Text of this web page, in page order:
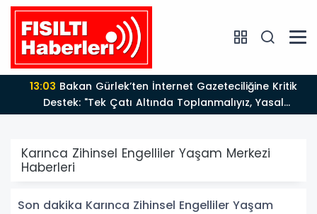
13:03Bakan Gürlek’ten İnternet Gazeteciliğine Kritik
Destek: "Tek Çatı Altında Toplanmalıyız, Yasal
Düzenlemeye Hazırız"
Karınca Zihinsel Engelliler Yaşam Merkezi
Haberleri
Son dakika Karınca Zihinsel Engelliler Yaşam